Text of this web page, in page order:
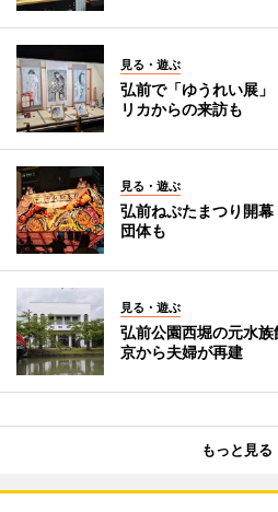
見る・遊ぶ
弘前で「ゆうれい展
リカからの来訪も
見る・遊ぶ
弘前ねぷたまつり開
団体も
見る・遊ぶ
弘前公園西堀の元水
京から夫婦が再建
もっと見る